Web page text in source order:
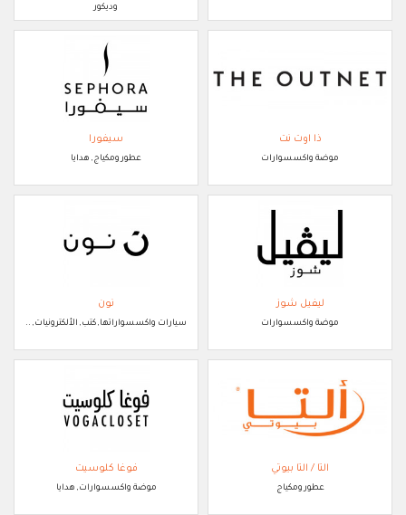
وديكور
ذا اوت نت
موضة واكسسوارات
سيفورا
عطور ومكياج, هدايا
ليفيل شوز
موضة واكسسوارات
نون
سيارات واكسسواراتها, كتب, الألكترونيات, ..
التا / التا بيوتي
عطور ومكياج
فوغا كلوسيت
موضة واكسسوارات, هدايا